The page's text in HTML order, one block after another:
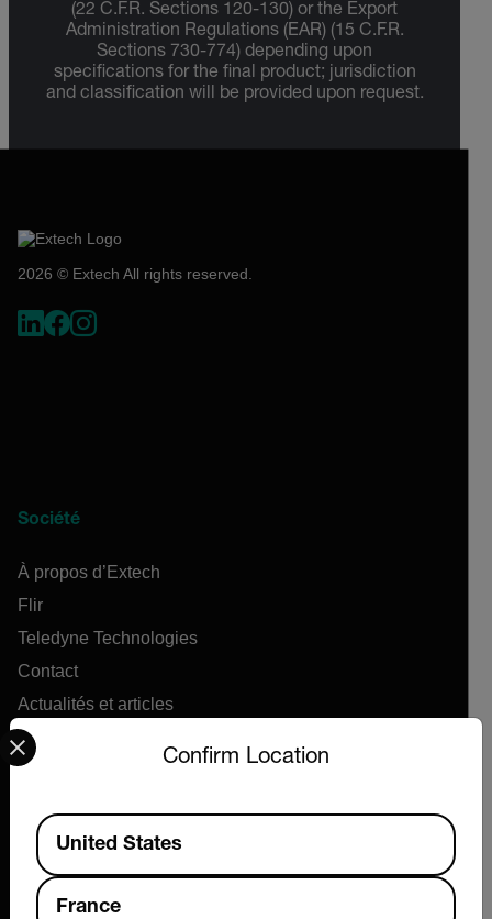
(22 C.F.R. Sections 120-130) or the Export
Administration Regulations (EAR) (15 C.F.R.
Sections 730-774) depending upon
specifications for the final product; jurisdiction
and classification will be provided upon request.
2026 © Extech All rights reserved.
Société
À propos d’Extech
Flir
Teledyne Technologies
Contact
Actualités et articles
Centre de support
Commandes en ligne
Produits
Anémomètres
Confirm Location
Select your preferred country and language from the
Available Locations
United States
France